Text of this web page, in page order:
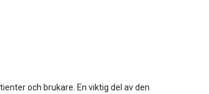
och brukare. En viktig del av den